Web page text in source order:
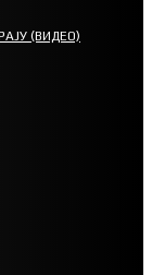
(ВИДЕО)